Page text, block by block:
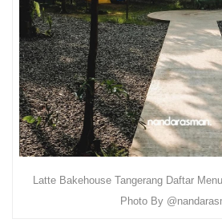
Latte Bakehouse Tangerang Daftar
Photo By